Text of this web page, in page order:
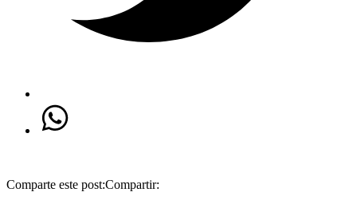
Comparte este post:Compartir: